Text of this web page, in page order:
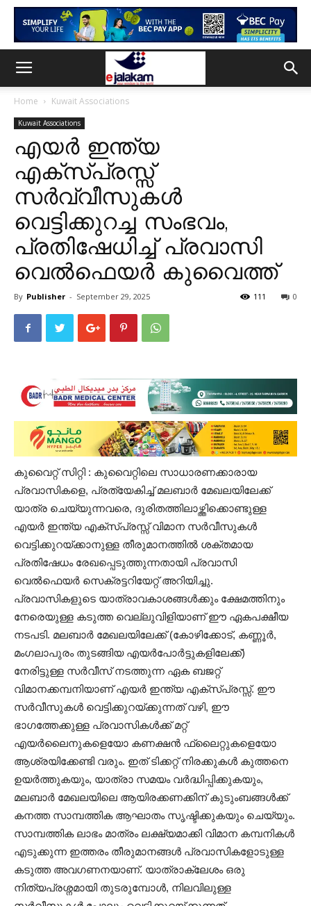
Home Kuwait Associations
Kuwait Associations
എയർ ഇന്ത്യ
എക്സ്പ്രസ്സ്
സർവ്വീസുകൾ
വെട്ടിക്കുറച്ച സംഭവം,
പ്രതിഷേധിച്ച് പ്രവാസി
വെൽഫെയർ കുവൈത്ത്
By Publisher - September 29, 2025 0
111
കുവൈറ്റ്‌ സിറ്റി : കുവൈറ്റിലെ സാധാരണക്കാരായ
പ്രവാസികളെ, പ്രത്യേകിച്ച് മലബാർ മേഖലയിലേക്ക്
യാത്ര ചെയ്യുന്നവരെ, ദുരിതത്തിലാഴ്ത്തിക്കൊണ്ടുള്ള
എയർ ഇന്ത്യ എക്സ്പ്രസ്സ് വിമാന സർവീസുകൾ
വെട്ടിക്കുറയ്ക്കാനുള്ള തീരുമാനത്തിൽ ശക്തമായ
പ്രതിഷേധം രേഖപ്പെടുത്തുന്നതായി പ്രവാസി
വെൽഫെയർ സെക്രട്ടറിയേറ്റ് അറിയിച്ചു.
പ്രവാസികളുടെ യാത്രാവകാശങ്ങൾക്കും ക്ഷേമത്തിനും
നേരെയുള്ള കടുത്ത വെല്ലുവിളിയാണ് ഈ ഏകപക്ഷീയ
നടപടി. മലബാർ മേഖലയിലേക്ക് (കോഴിക്കോട്, കണ്ണൂർ,
മംഗലാപുരം തുടങ്ങിയ എയർപോർട്ടുകളിലേക്ക്)
നേരിട്ടുള്ള സർവീസ് നടത്തുന്ന ഏക ബജറ്റ്
വിമാനക്കമ്പനിയാണ് എയർ ഇന്ത്യ എക്സ്പ്രസ്സ്. ഈ
സർവീസുകൾ വെട്ടിക്കുറയ്ക്കുന്നത് വഴി, ഈ
ഭാഗത്തേക്കുള്ള പ്രവാസികൾക്ക് മറ്റ്
എയർലൈനുകളെയോ കണക്ഷൻ ഫ്ലൈറ്റുകളെയോ
ആശ്രയിക്കേണ്ടി വരും. ഇത് ടിക്കറ്റ് നിരക്കുകൾ കുത്തനെ
ഉയർത്തുകയും, യാത്രാ സമയം വർദ്ധിപ്പിക്കുകയും,
മലബാർ മേഖലയിലെ ആയിരക്കണക്കിന് കുടുംബങ്ങൾക്ക്
കനത്ത സാമ്പത്തിക ആഘാതം സൃഷ്ടിക്കുകയും ചെയ്യും.
സാമ്പത്തിക ലാഭം മാത്രം ലക്ഷ്യമാക്കി വിമാന കമ്പനികൾ
എടുക്കുന്ന ഇത്തരം തീരുമാനങ്ങൾ പ്രവാസികളോടുള്ള
കടുത്ത അവഗണനയാണ്. യാത്രാക്ലേശം ഒരു
നിത്യപ്രശ്നമായി തുടരുമ്പോൾ, നിലവിലുള്ള